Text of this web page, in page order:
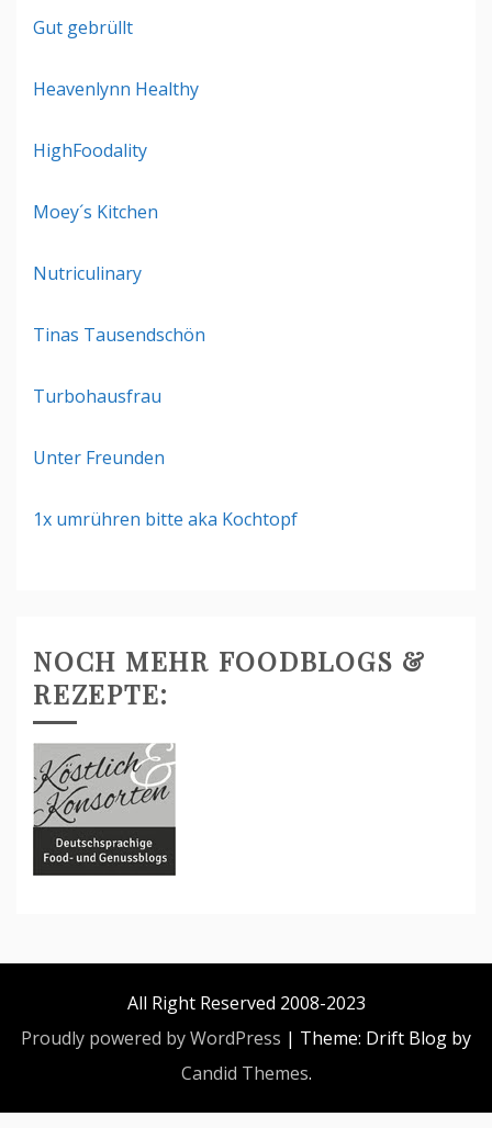
Gut gebrüllt
Heavenlynn Healthy
HighFoodality
Moey´s Kitchen
Nutriculinary
Tinas Tausendschön
Turbohausfrau
Unter Freunden
1x umrühren bitte aka Kochtopf
NOCH MEHR FOODBLOGS &
REZEPTE:
All Right Reserved 2008-2023
Proudly powered by WordPress | Theme: Drift Blog by
Candid Themes.